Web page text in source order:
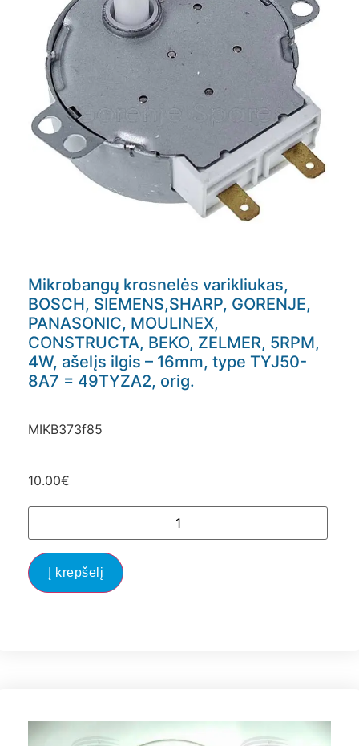
Mikrobangų krosnelės varikliukas,
BOSCH, SIEMENS,SHARP, GORENJE,
PANASONIC, MOULINEX,
CONSTRUCTA, BEKO, ZELMER, 5RPM,
4W, ašelįs ilgis – 16mm, type TYJ50-
8A7 = 49TYZA2, orig.
MIKB373f85
10.00€
Į krepšelį